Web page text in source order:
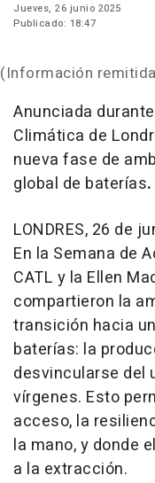
Jueves, 26 junio 2025
Publicado: 18:47
(Información
Anunciada
Climática de
nueva fase de
global de baterías.
LONDRES, 26 de
En la Semana de
CATL y la Ellen
compartieron la
transición hacia
baterías: la
desvincularse del
vírgenes. Esto
acceso, la
la mano, y donde
a la extracción.